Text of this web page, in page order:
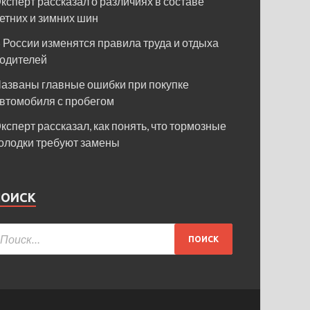
и зимних шин
России изменятся правила труда и отдыха
главные ошибки при покупке
с пробегом
рассказал, как понять, что тормозные
требуют замены